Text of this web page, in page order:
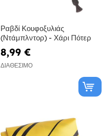
Ραβδί Κουφοξυλιάς
(Ντάμπλντορ) - Χάρι Πότερ
8,99 €
ΔΙΑΘΈΣΙΜΟ